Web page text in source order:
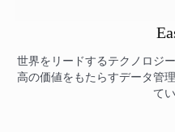
世界をリードするテクノロジ
高の価値をもたらすデータ管
て